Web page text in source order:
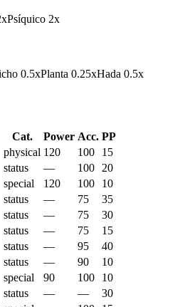
xPsíquico 2x
0.5xPlanta 0.25xHada 0.5x
Cat. Power Acc. PP
physical 120 100
15
status — 100
20
special 120 100
10
status — 75
35
status — 75
30
status — 75
15
status — 95
40
status — 90
10
special 90 100
10
status — —
30